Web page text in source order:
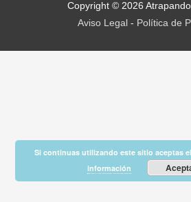
Copyright © 2026
Aviso Legal - Política de
Si continuas utilizando este sitio aceptas
información